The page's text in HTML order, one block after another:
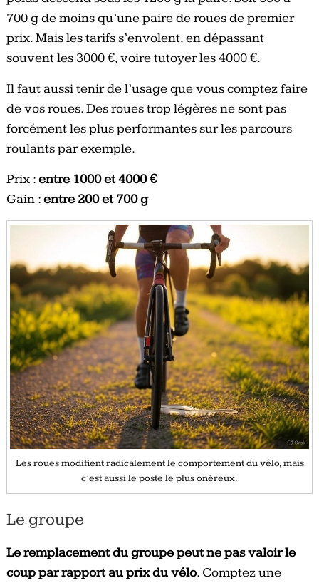
700 g de moins qu’une paire de roues de premier
prix. Mais les tarifs s’envolent, en dépassant
souvent les 3000 €, voire tutoyer les 4000 €.
Il faut aussi tenir de l’usage que vous comptez faire
de vos roues. Des roues trop légères ne sont pas
forcément les plus performantes sur les parcours
roulants par exemple.
Prix :entre 1000 et 4000 €
Gain :entre 200 et 700 g
Les roues modifient radicalement le comportement du vélo, mais
c’est aussi le poste le plus onéreux.
Le groupe
Le remplacement du groupe peut ne pas valoir le
coup par rapport au prix du vélo. Comptez une